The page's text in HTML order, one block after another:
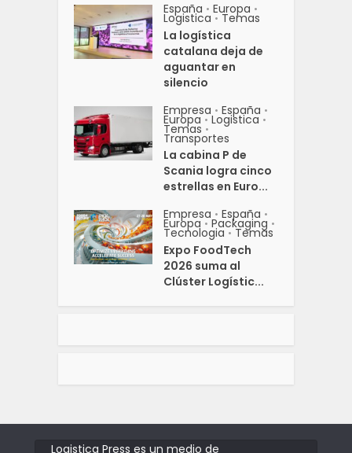
España • Europa •
Logistica • Temas
La logística
catalana deja de
aguantar en
silencio
Empresa • España •
Europa • Logistica •
Temas •
Transportes
La cabina P de
Scania logra cinco
estrellas en Euro...
Empresa • España •
Europa • Packaging •
Tecnologia • Temas
Expo FoodTech
2026 suma al
Clúster Logístic...
Logistica Press es un medio de